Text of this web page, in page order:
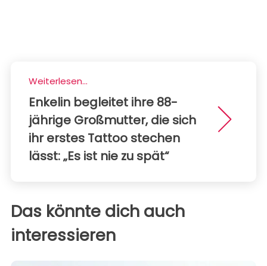
Weiterlesen...
Enkelin begleitet ihre 88-
jährige Großmutter, die sich
ihr erstes Tattoo stechen
lässt: „Es ist nie zu spät“
Das könnte dich auch
interessieren